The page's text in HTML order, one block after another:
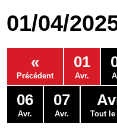
Economie
Services
Contacts
01/04/
«
Précédent
01
Avr.
06
Avr.
07
Avr. Tout